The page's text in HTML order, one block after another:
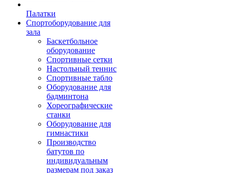
Палатки
Спортоборудование для
зала
Баскетбольное
оборудование
Спортивные сетки
Настольный теннис
Спортивные табло
Оборудование для
бадминтона
Хореографические
станки
Оборудование для
гимнастики
Производство
батутов по
индивидуальным
размерам под заказ